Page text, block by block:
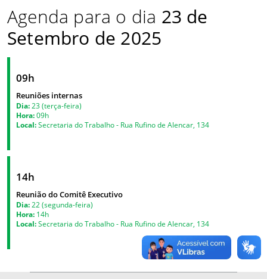
Agenda para o dia 23 de
Setembro de 2025
09h
Reuniões internas
Dia: 23 (terça-feira)
Hora:09h
Local:Secretaria do Trabalho - Rua Rufino de Alencar, 134
14h
Reunião do Comitê Executivo
Dia: 22 (segunda-feira)
Hora: 14h
Local:Secretaria do Trabalho - Rua Rufino de Alencar, 134